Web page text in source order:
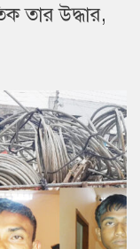
তার উদ্ধার,